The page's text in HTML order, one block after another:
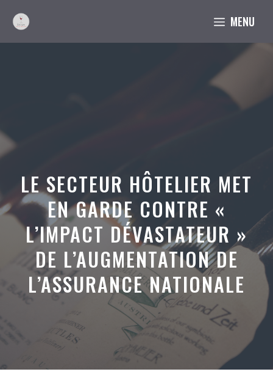
contenu
MENU
LE SECTEUR HÔTELIER MET
EN GARDE CONTRE «
L’IMPACT DÉVASTATEUR »
DE L’AUGMENTATION DE
L’ASSURANCE NATIONALE